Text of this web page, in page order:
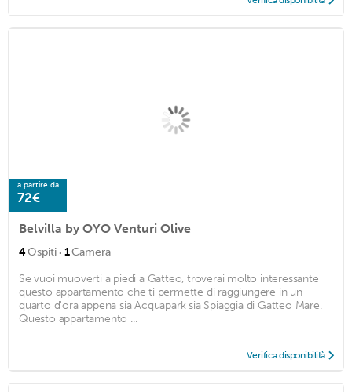
a partire da
72€
Belvilla by OYO Venturi Olive
4Ospiti · 1Camera
Se vuoi muoverti a piedi a Gatteo, troverai molto interessante
questo appartamento che ti permette di raggiungere in un
quarto d'ora appena sia Acquapark sia Spiaggia di Gatteo Mare.
Questo appartamento ...
Verifica disponibilità